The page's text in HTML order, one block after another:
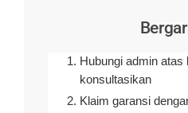
Hubungi admin atas
konsultasikan
Klaim garansi